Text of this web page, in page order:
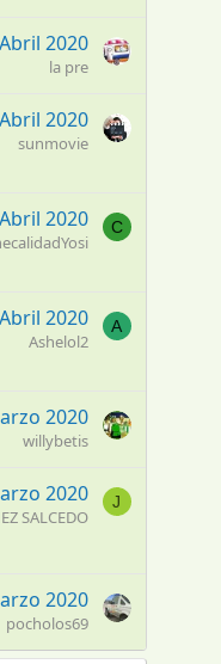
2020
la pre
2020
sunmovie
2020 C
2020
Ashelol2
A
2020
willybetis
2020
SALCEDO
J
2020
pocholos69